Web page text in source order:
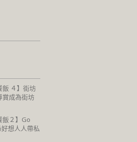
飯 ４】街坊
賞成為街坊
飯２】Go
想人人帶私